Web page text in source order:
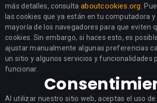
más detalles, consulta aboutcookies.org
.
las cookies que ya están en tu computadora
mayoría de los navegadores para que eviten
cookies. Sin embargo, si haces esto, es
ajustar manualmente algunas preferencias
un sitio y algunos servicios y funcionalidades
funcionar.
Al utilizar nuestro sitio web, aceptas el uso de